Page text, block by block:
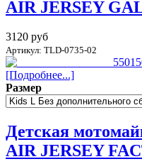
AIR JERSEY
3120 руб
Артикул: TLD-0735-02
[Подробнее...]
Размер
Детская
AIR JERSEY